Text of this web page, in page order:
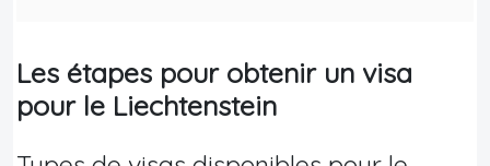
Les étapes pour obtenir un visa
pour le Liechtenstein